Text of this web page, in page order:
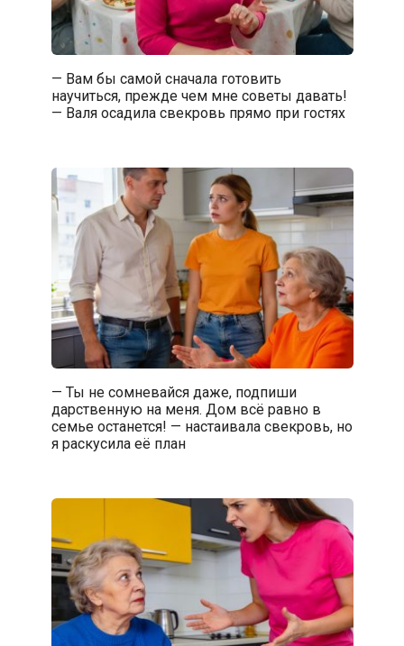
— Вам бы самой сначала готовить
научиться, прежде чем мне советы давать!
— Валя осадила свекровь прямо при гостях
— Ты не сомневайся даже, подпиши
дарственную на меня. Дом всё равно в
семье останется! — настаивала свекровь, но
я раскусила её план